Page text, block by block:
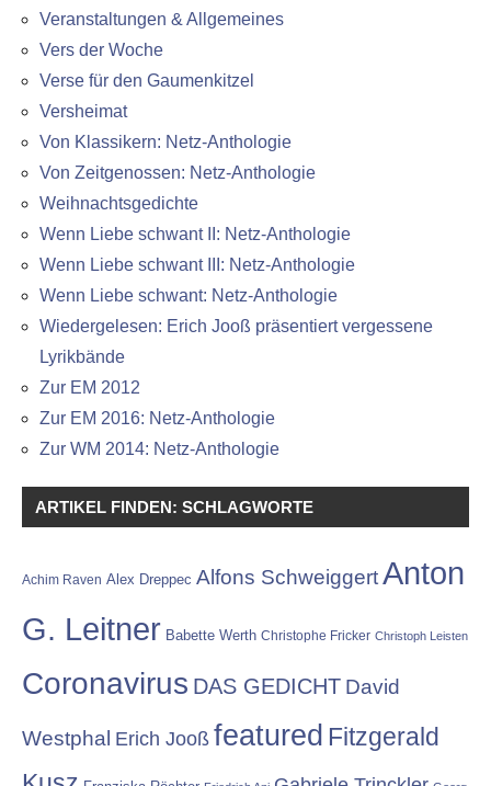
Veranstaltungen & Allgemeines
Vers der Woche
Verse für den Gaumenkitzel
Versheimat
Von Klassikern: Netz-Anthologie
Von Zeitgenossen: Netz-Anthologie
Weihnachtsgedichte
Wenn Liebe schwant II: Netz-Anthologie
Wenn Liebe schwant III: Netz-Anthologie
Wenn Liebe schwant: Netz-Anthologie
Wiedergelesen: Erich Jooß präsentiert vergessene
Lyrikbände
Zur EM 2012
Zur EM 2016: Netz-Anthologie
Zur WM 2014: Netz-Anthologie
ARTIKEL FINDEN: SCHLAGWORTE
Achim Raven Alex Dreppec Alfons SchweiggertAnton
G. Leitner Babette Werth Christophe Fricker Christoph Leisten
Coronavirus DAS GEDICHT David
Westphal Erich Jooß featured Fitzgerald